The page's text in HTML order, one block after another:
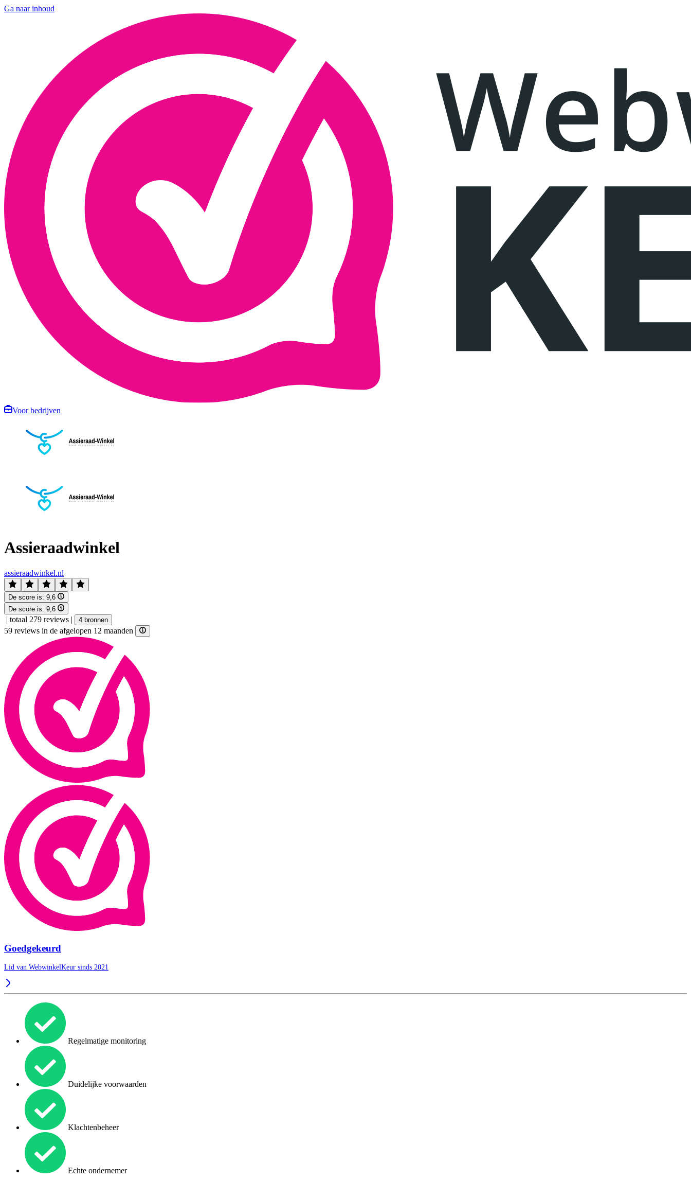
Ga naar inhoud
Voor bedrijven
Assieraadwinkel
assieraadwinkel.nl
De score is: 9,6
De score is: 9,6
| totaal 279 reviews | 4 bronnen
59 reviews in de afgelopen 12 maanden
Goedgekeurd
Lid van WebwinkelKeur sinds 2021
Regelmatige monitoring
Duidelijke voorwaarden
Klachtenbeheer
Echte ondernemer